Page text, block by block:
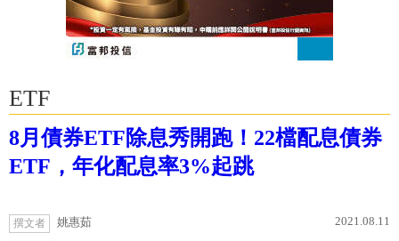
ETF
8月債券ETF除息秀開跑！22檔配息債券
ETF，年化配息率3%起跳
撰文者 姚惠茹 2021.08.11